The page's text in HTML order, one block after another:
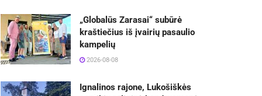
„Globalūs Zarasai“ subūrė
kraštiečius iš įvairių pasaulio
kampelių
2026-08-08
Ignalinos rajone, Lukošiškės